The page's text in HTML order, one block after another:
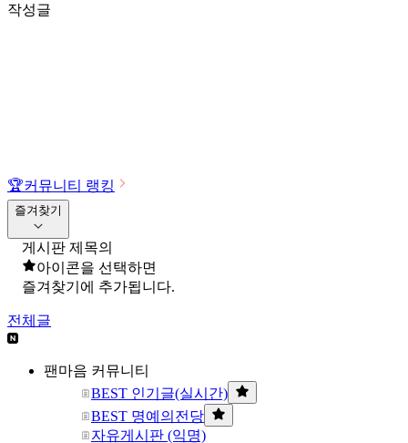
작성글
🏆커뮤니티 랭킹
즐겨찾기
게시판 제목의
아이콘을 선택하면
즐겨찾기에 추가됩니다.
전체글
팬마음 커뮤니티
BEST 인기글(실시간)
BEST 명예의전당
자유게시판 (익명)